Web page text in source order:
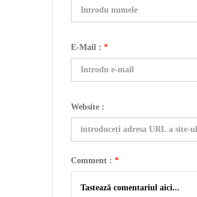
E-Mail : *
Website :
Comment : *